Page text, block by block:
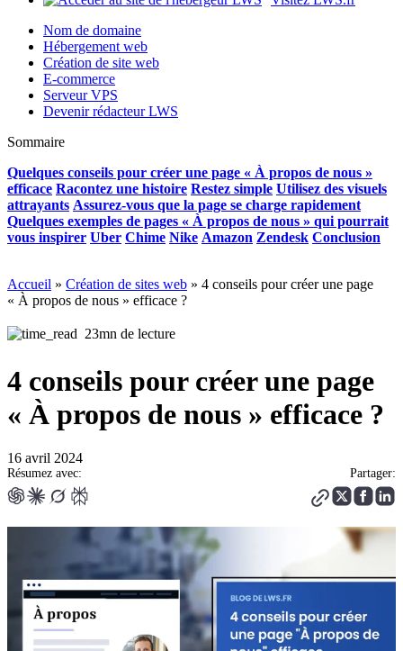
Nom de domaine
Hébergement web
Création de site web
E-commerce
Serveur VPS
Devenir rédacteur LWS
Sommaire
Quelques conseils pour créer une page « À propos de nous »
efficace Racontez une histoire Restez simple Utilisez des visuels
attrayants Assurez-vous que la page se charge rapidement
Quelques exemples de pages « À propos de nous » qui pourrait
vous inspirer Uber Chime Nike Amazon Zendesk Conclusion
Accueil » Création de sites web » 4 conseils pour créer une page
« À propos de nous » efficace ?
23mn de lecture
4 conseils pour créer une page
« À propos de nous » efficace ?
16 avril 2024
Résumez avec: Partager: